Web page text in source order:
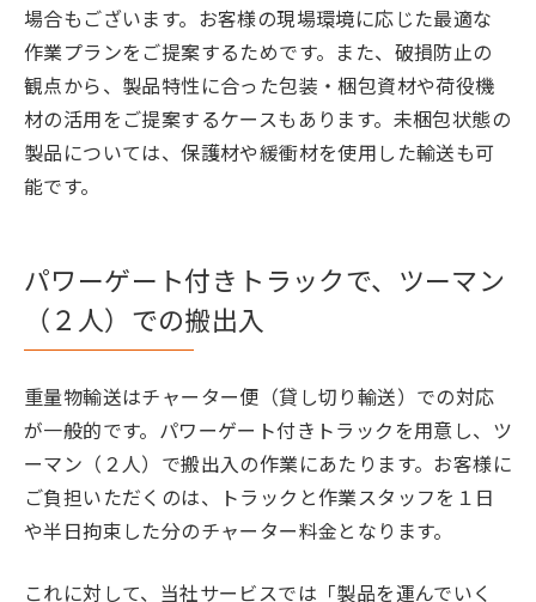
場合もございます。お客様の現場環境に応じた最適な
作業プランをご提案するためです。また、破損防止の
観点から、製品特性に合った包装・梱包資材や荷役機
材の活用をご提案するケースもあります。未梱包状態の
製品については、保護材や緩衝材を使用した輸送も可
能です。
パワーゲート付きトラックで、ツーマン
（２人）での搬出入
重量物輸送はチャーター便（貸し切り輸送）での対応
が一般的です。パワーゲート付きトラックを用意し、ツ
ーマン（２人）で搬出入の作業にあたります。お客様に
ご負担いただくのは、トラックと作業スタッフを１日
や半日拘束した分のチャーター料金となります。
これに対して、当社サービスでは「製品を運んでいく